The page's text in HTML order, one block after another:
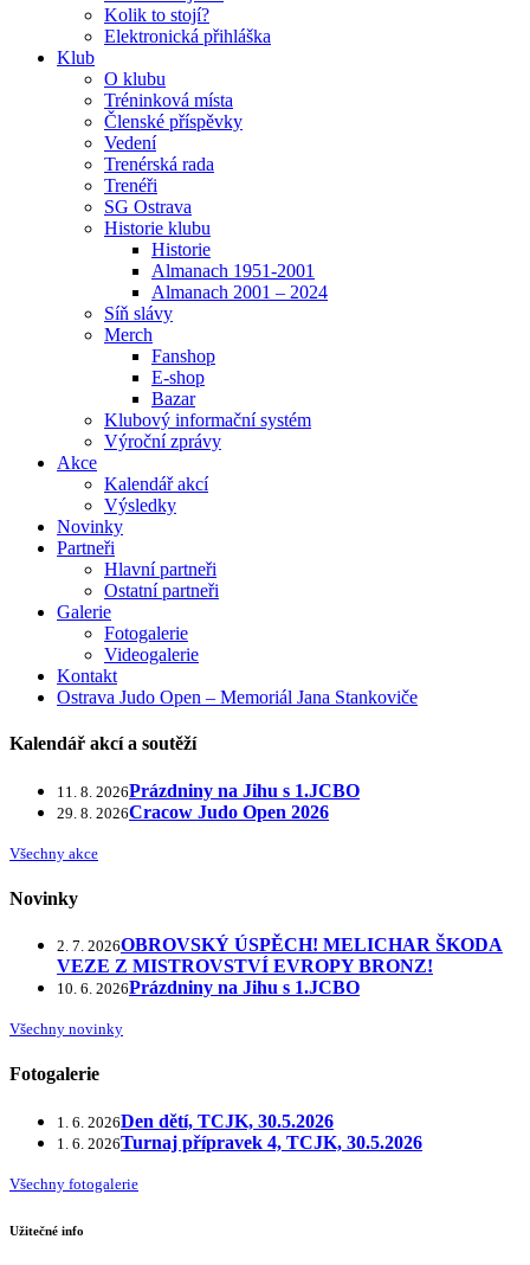
Kolik to stojí?
Elektronická přihláška
Klub
O klubu
Tréninková místa
Členské příspěvky
Vedení
Trenérská rada
Trenéři
SG Ostrava
Historie klubu
Historie
Almanach 1951-2001
Almanach 2001 – 2024
Síň slávy
Merch
Fanshop
E-shop
Bazar
Klubový informační systém
Výroční zprávy
Akce
Kalendář akcí
Výsledky
Novinky
Partneři
Hlavní partneři
Ostatní partneři
Galerie
Fotogalerie
Videogalerie
Kontakt
Ostrava Judo Open – Memoriál Jana Stankoviče
Kalendář akcí a soutěží
11. 8. 2026Prázdniny na Jihu s 1.JCBO
29. 8. 2026Cracow Judo Open 2026
Všechny akce
Novinky
2. 7. 2026OBROVSKÝ ÚSPĚCH! MELICHAR ŠKODA
VEZE Z MISTROVSTVÍ EVROPY BRONZ!
10. 6. 2026Prázdniny na Jihu s 1.JCBO
Všechny novinky
Fotogalerie
1. 6. 2026Den dětí, TCJK, 30.5.2026
1. 6. 2026Turnaj přípravek 4, TCJK, 30.5.2026
Všechny fotogalerie
Užitečné info